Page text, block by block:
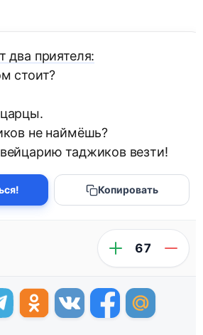
два приятеля:
стоит?
не наймёшь?
таджиков везти!
Копировать
67